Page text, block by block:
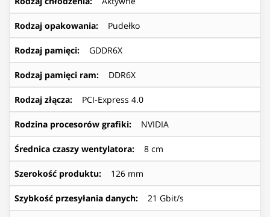
Rodzaj opakowania: Pudełko
Rodzaj pamięci: GDDR6X
Rodzaj pamięci ram: DDR6X
Rodzaj złącza: PCI-Express 4.0
Rodzina procesorów grafiki: NVIDIA
Średnica czaszy wentylatora: 8 cm
Szerokość produktu: 126 mm
Szybkość przesyłania danych: 21 Gbit/s